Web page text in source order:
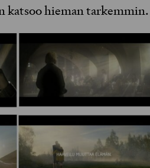
katsoo hieman tarkemmin.